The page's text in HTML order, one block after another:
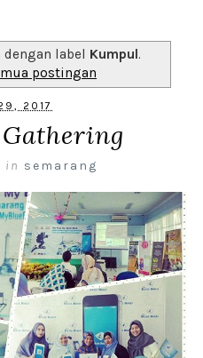
label Kumpul.
postingan
2017
in semarang